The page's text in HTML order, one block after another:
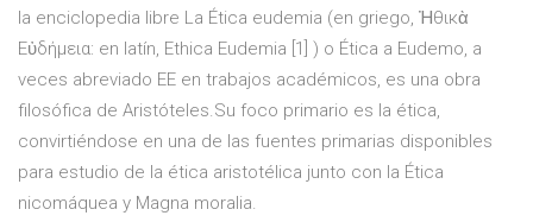
la enciclopedia libre La Ética eudemia (en griego, Ἠθικὰ
Εὐδήμεια: en latín, Ethica Eudemia [1] ) o Ética a Eudemo, a
veces abreviado EE en trabajos académicos, es una obra
filosófica de Aristóteles.Su foco primario es la ética,
convirtiéndose en una de las fuentes primarias disponibles
para estudio de la ética aristotélica junto con la Ética
nicomáquea y Magna moralia.